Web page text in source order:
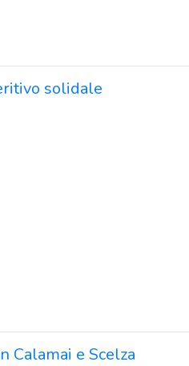
solidale
Calamai e Scelza